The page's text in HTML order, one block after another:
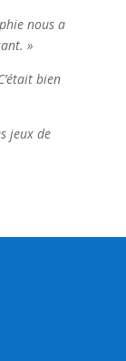
nous a
»
bien
jeux de